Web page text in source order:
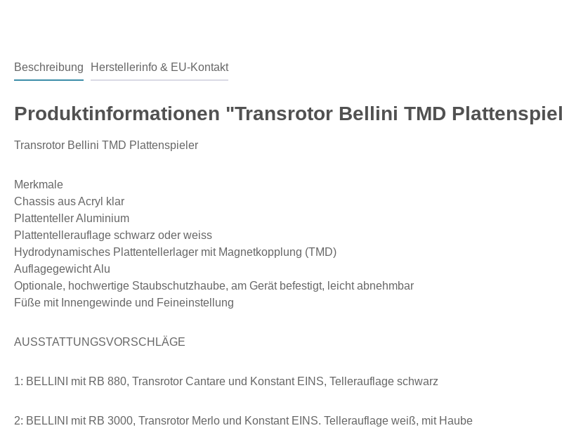
Beschreibung Herstellerinfo & EU-Kontakt
Produktinformationen "Transrotor Bellini TMD
Transrotor Bellini TMD Plattenspieler
Merkmale
Chassis aus Acryl klar
Plattenteller Aluminium
Plattentellerauflage schwarz oder weiss
Hydrodynamisches Plattentellerlager mit Magnetkopplung (TMD)
Auflagegewicht Alu
Optionale, hochwertige Staubschutzhaube, am Gerät befestigt, leicht abnehmbar
Füße mit Innengewinde und Feineinstellung
AUSSTATTUNGSVORSCHLÄGE
1: BELLINI mit RB 880, Transrotor Cantare und Konstant EINS, Tellerauflage schwarz
2: BELLINI mit RB 3000, Transrotor Merlo und Konstant EINS. Tellerauflage weiß, mit Haube